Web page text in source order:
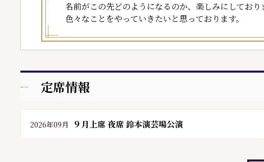
名前がこの先どのようになるのか、楽しみにしており
色々なことをやっていきたいと思っております。
定席情報
2026年09月 ９月上席 夜席 鈴本演芸場公演